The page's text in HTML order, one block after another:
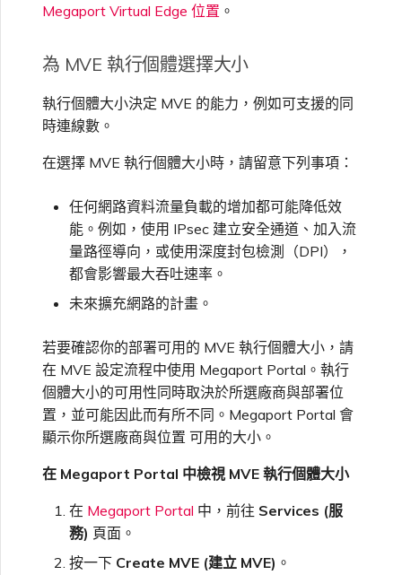
從 MVE 建立至 Google 的
變更 IX 設定
遷移 VXC 和 IX
關閉 VXC 和 IX
監控服務狀態
Azure 服務金鑰 API 回應欄
用說明
單一登入（SSO）常見問題
疑難排解後續步驟
Megaport Virtual Edge 位置 。
為 MVE 執行個體選擇大小
執行個體大小決定 MVE 的能力，例如可支援的同
時連線數。
在選擇 MVE 執行個體大小時，請留意下列事項：
任何網路資料流量負載的增加都可能降低效
能。例如，使用 IPsec 建立安全通道、加入流
量路徑導向，或使用深度封包檢測（DPI），
都會影響最大吞吐速率。
未來擴充網路的計畫。
若要確認你的部署可用的 MVE 執行個體大小，請
在 MVE 設定流程中使用 Megaport Portal。執行
個體大小的可用性同時取決於所選廠商與部署位
置，並可能因此而有所不同。Megaport Portal 會
顯示你所選廠商與位置 可用的大小。
在 Megaport Portal 中檢視 MVE 執行個體大小
在 Megaport Portal 中，前往 Services (服
務) 頁面。
按一下 Create MVE (建立 MVE) 。